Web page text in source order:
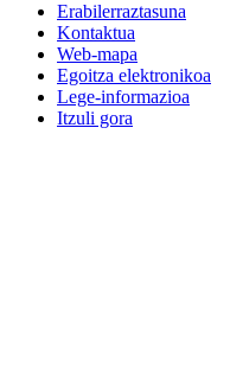
Erabilerraztasuna
Kontaktua
Web-mapa
Egoitza elektronikoa
Lege-informazioa
Itzuli gora